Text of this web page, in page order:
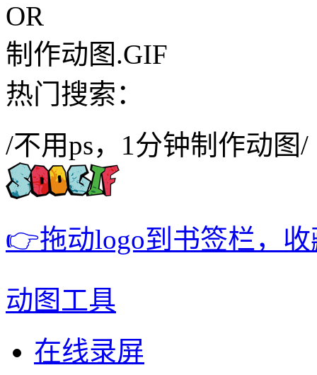
OR
制作动图.GIF
热门搜索：
/不用ps，1分钟制作动图/
👉拖动logo到书签栏，
动图工具
在线录屏